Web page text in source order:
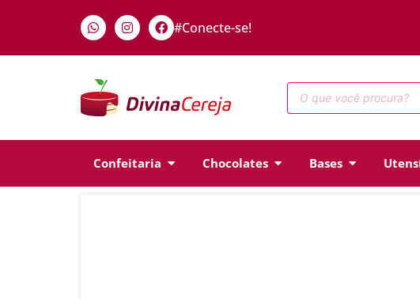
#Conecte-se!
Confeitaria Chocolates Bases